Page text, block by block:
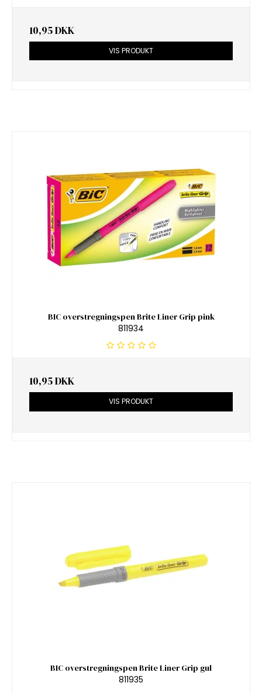
10,95 DKK
VIS PRODUKT
BIC overstregningspen Brite Liner Grip pink
811934
10,95 DKK
VIS PRODUKT
BIC overstregningspen Brite Liner Grip gul
811935